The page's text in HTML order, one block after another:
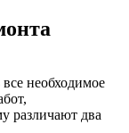
необходимое
различают два